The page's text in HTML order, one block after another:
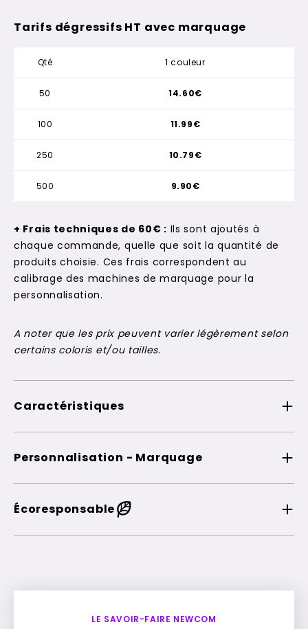
Tarifs dégressifs HT avec marquage
Qté 1 couleur
50
100
250
500
14.60€
11.99€
10.79€
9.90€
+ Frais techniques de 60€ : Ils sont ajoutés à
chaque commande, quelle que soit la quantité de
produits choisie. Ces frais correspondent au
calibrage des machines de marquage pour la
personnalisation.
A noter que les prix peuvent varier légèrement selon
certains coloris et/ou tailles.
Caractéristiques
Personnalisation - Marquage
Écoresponsable
LE SAVOIR-FAIRE NEWCOM